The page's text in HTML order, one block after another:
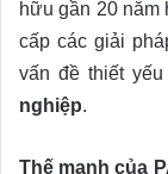
hữu gần 20 năm
cấp các giải
vấn đề thiết yếu
nghiệp.
Thế mạnh của